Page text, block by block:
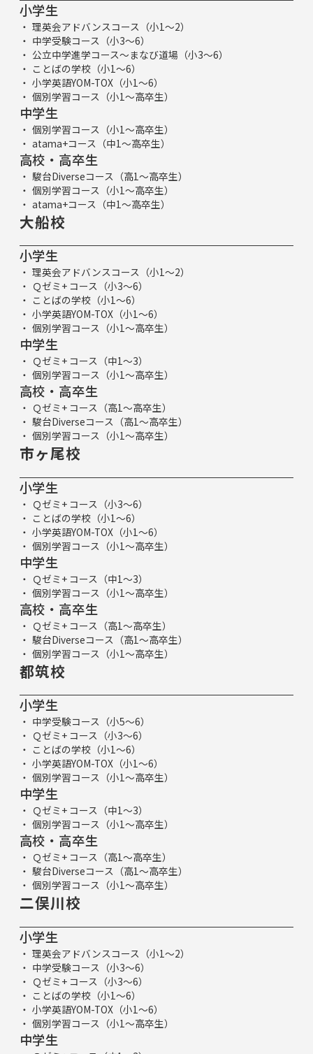
小学生
理英会アドバンスコース（小1～2）
中学受験コース（小3～6）
公立中学進学コース～まなび道場（小3～6）
ことばの学校（小1～6）
小学英語YOM-TOX（小1～6）
個別学習コース（小1～高卒生）
中学生
個別学習コース（小1～高卒生）
atama+コース（中1～高卒生）
高校・高卒生
駿台Diverseコース（高1～高卒生）
個別学習コース（小1～高卒生）
atama+コース（中1～高卒生）
大船校
小学生
理英会アドバンスコース（小1～2）
Ｑゼミ+ コース（小3～6）
ことばの学校（小1～6）
小学英語YOM-TOX（小1～6）
個別学習コース（小1～高卒生）
中学生
Ｑゼミ+ コース（中1～3）
個別学習コース（小1～高卒生）
高校・高卒生
Ｑゼミ+ コース（高1～高卒生）
駿台Diverseコース（高1～高卒生）
個別学習コース（小1～高卒生）
市ヶ尾校
小学生
Ｑゼミ+ コース（小3～6）
ことばの学校（小1～6）
小学英語YOM-TOX（小1～6）
個別学習コース（小1～高卒生）
中学生
Ｑゼミ+ コース（中1～3）
個別学習コース（小1～高卒生）
高校・高卒生
Ｑゼミ+ コース（高1～高卒生）
駿台Diverseコース（高1～高卒生）
個別学習コース（小1～高卒生）
都筑校
小学生
中学受験コース（小5～6）
Ｑゼミ+ コース（小3～6）
ことばの学校（小1～6）
小学英語YOM-TOX（小1～6）
個別学習コース（小1～高卒生）
中学生
Ｑゼミ+ コース（中1～3）
個別学習コース（小1～高卒生）
高校・高卒生
Ｑゼミ+ コース（高1～高卒生）
駿台Diverseコース（高1～高卒生）
個別学習コース（小1～高卒生）
二俣川校
小学生
理英会アドバンスコース（小1～2）
中学受験コース（小3～6）
Ｑゼミ+ コース（小3～6）
ことばの学校（小1～6）
小学英語YOM-TOX（小1～6）
個別学習コース（小1～高卒生）
中学生